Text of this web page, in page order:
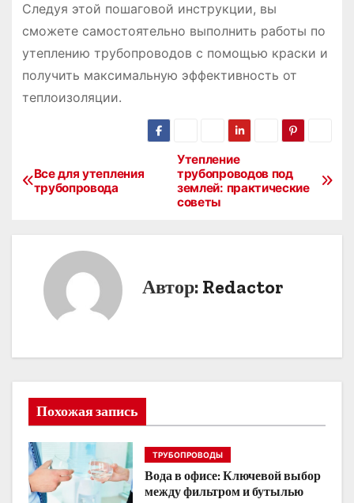
Следуя этой пошаговой инструкции, вы
сможете самостоятельно выполнить работы по
утеплению трубопроводов с помощью краски и
получить максимальную эффективность от
теплоизоляции.
Н
ц
я
п
о
Утепление
трубопроводов под
землей: практические
советы
Все для утепления
трубопровода
Автор: Redactor
Похожая запись
ТРУБОПРОВОДЫ
Вода в офисе: Ключевой выбор
между фильтром и бутылью